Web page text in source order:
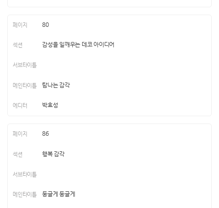
80
감성을 일깨우는 데코 아이디어
탐나는 감각
박효성
86
행복 감각
둥글게 둥글게